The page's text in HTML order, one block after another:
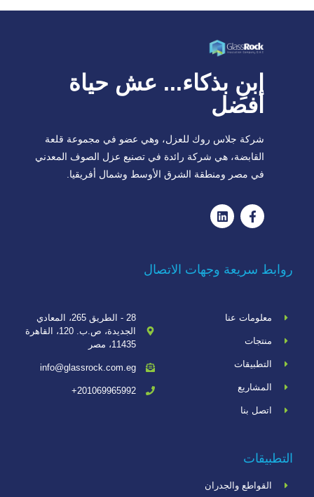
ابنِ بذكاء... عش حياة
أفضل
شركة جلاس روك للعزل، وهي عضو في مجموعة قلعة
القابضة، هي شركة رائدة في تصنيع عزل الصوف المعدني
في مصر ومنطقة الشرق الأوسط وشمال أفريقيا.
روابط سريعة وجهات الاتصال
معلومات عنا
منتجات
التطبيقات
المشاريع
اتصل بنا
28 - الطريق 265، المعادي
الجديدة، ص.ب. 120، القاهرة
11435، مصر
info@glassrock.com.eg
201069965992+
التطبيقات
القواطع والجدران